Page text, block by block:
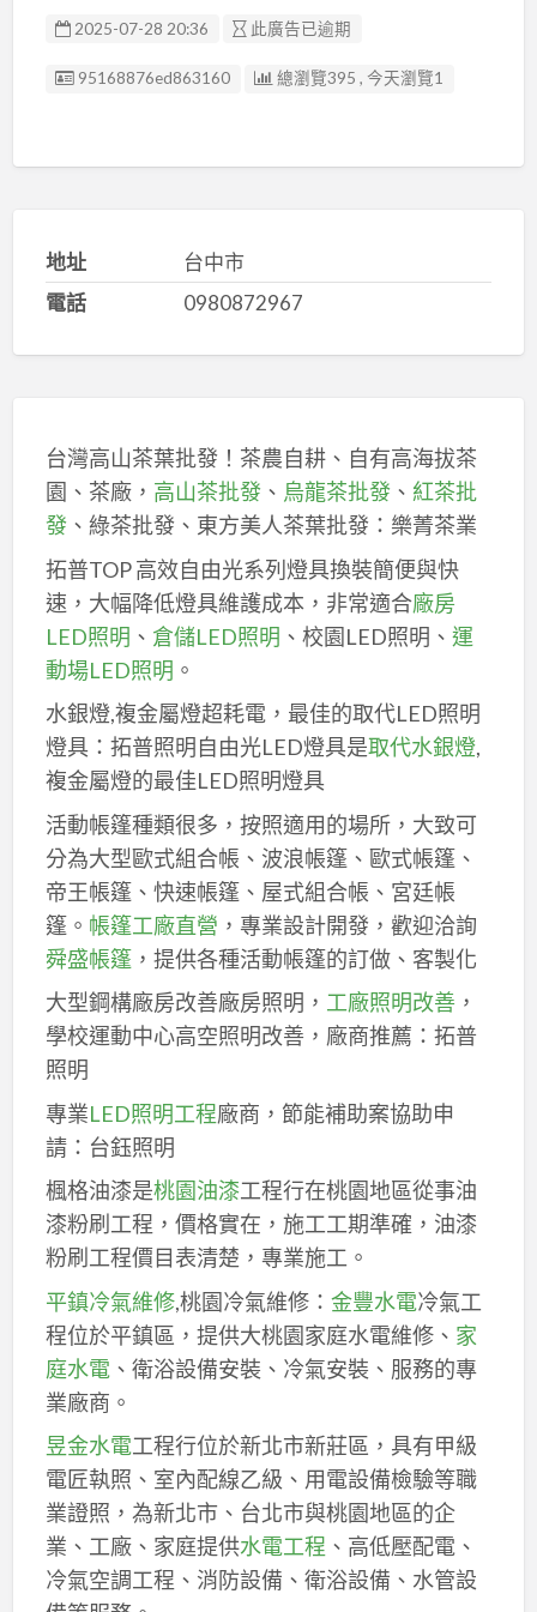
2025-07-28 20:36 此廣告已逾期
廣告编號
95168876ed863160 總瀏覽395 , 今天瀏覽1
地址
台中市
電話
0980872967
台灣高山茶葉批發！茶農自耕、自有高海拔茶
園、茶廠， 高山茶批發、 烏龍茶批發、 紅茶批
發、綠茶批發、東方美人茶葉批發：樂菁茶業
拓普TOP 高效自由光系列燈具換裝簡便與快
速，大幅降低燈具維護成本，非常適合廠房
LED照明 、 倉儲LED照明 、校園LED照明、 運
動場LED照明 。
水銀燈,複金屬燈超耗電，最佳的取代LED照明
燈具：拓普照明自由光LED燈具是取代水銀燈,
複金屬燈的最佳LED照明燈具
活動帳篷種類很多，按照適用的場所，大致可
分為大型歐式組合帳、波浪帳篷、歐式帳篷、
帝王帳篷、快速帳篷、屋式組合帳、宮廷帳
篷。 帳篷工廠直營 ，專業設計開發，歡迎洽詢
舜盛帳篷，提供各種活動帳篷的訂做、客製化
大型鋼構廠房改善廠房照明， 工廠照明改善，
學校運動中心高空照明改善，廠商推薦：拓普
照明
專業LED照明工程廠商，節能補助案協助申
請：台鈺照明
楓格油漆是桃園油漆工程行在桃園地區從事油
漆粉刷工程，價格實在，施工工期準確，油漆
粉刷工程價目表清楚，專業施工。
平鎮冷氣維修,桃園冷氣維修： 金豐水電冷氣工
程位於平鎮區，提供大桃園家庭水電維修、 家
庭水電、衛浴設備安裝、冷氣安裝、服務的專
業廠商。
昱金水電工程行位於新北市新莊區，具有甲級
電匠執照、室內配線乙級、用電設備檢驗等職
業證照，為新北市、台北市與桃園地區的企
業、工廠、家庭提供水電工程 、高低壓配電、
冷氣空調工程、消防設備、衛浴設備、水管設